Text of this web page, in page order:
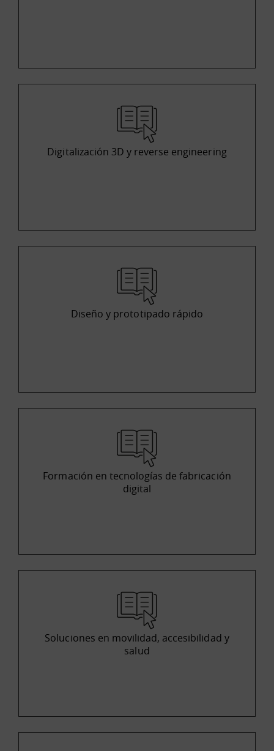
Digitalización 3D y reverse engineering
Diseño y prototipado rápido
Formación en tecnologías de fabricación
digital
Soluciones en movilidad, accesibilidad y
salud